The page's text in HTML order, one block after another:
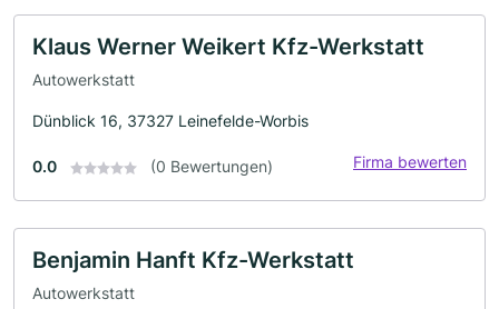
Klaus Werner Weikert Kfz-Werkstatt
Autowerkstatt
Dünblick 16, 37327 Leinefelde-Worbis
0.0 (0 Bewertungen) Firma bewerten
Benjamin Hanft Kfz-Werkstatt
Autowerkstatt